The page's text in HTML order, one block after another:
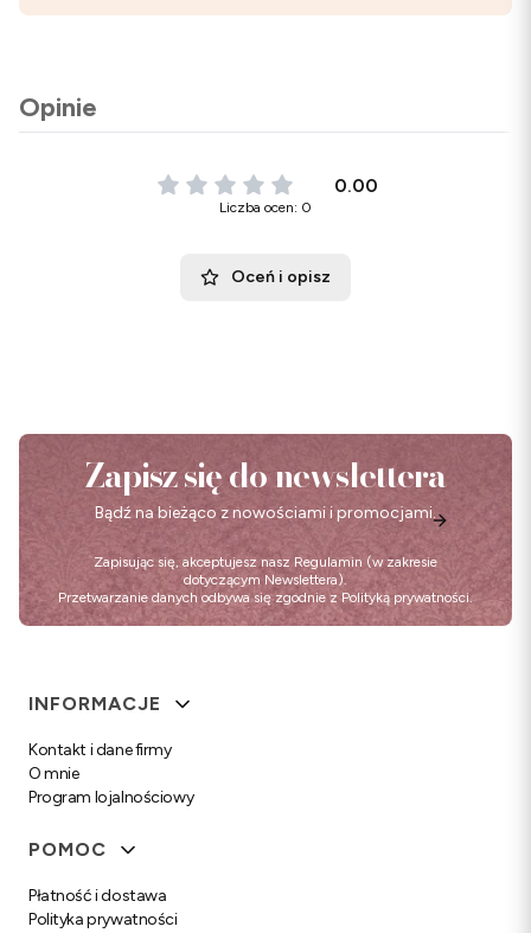
Opinie
0.00
Liczba ocen: 0
Oceń i opisz
Zapisz się do newslettera
Bądź na bieżąco z nowościami i promocjami.
Zapisując się, akceptujesz nasz Regulamin (w zakresie
dotyczącym Newslettera).
Przetwarzanie danych odbywa się zgodnie z Polityką prywatności.
Linki w stopce
INFORMACJE
Kontakt i dane firmy
O mnie
Program lojalnościowy
POMOC
Płatność i dostawa
Polityka prywatności